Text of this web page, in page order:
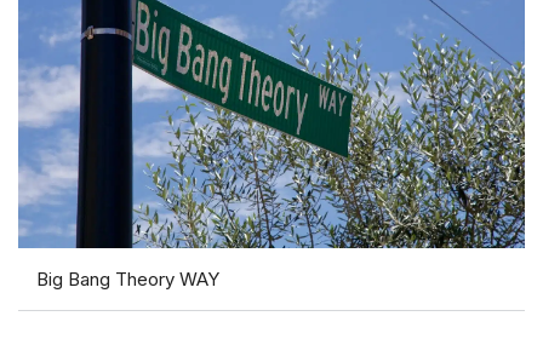
Big Bang Theory WAY